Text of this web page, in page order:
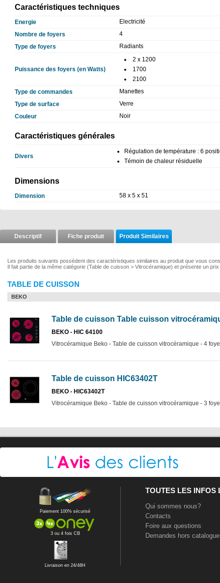
Caractéristiques techniques
Energie
Electricité
Nombre de foyers
4
Type de foyers
Radiants
Puissance des foyers (en Watts)
2 x 1200
1700
2100
Type de commandes
Manettes
Type de surface
Verre
Couleur
Noir
Caractéristiques générales
Divers
Régulation de température : 6
Témoin de chaleur résiduelle
Dimensions
Dimension 58 x 5 x 51
Descriptif Fiche produit Produit Similaires
Les produits suivants possèdent des caractéristiques similaires au produit que vous
Il fait partie de la même catégorie (Table de cuisson > Vitrocéramique) et présente un
TABLE DE CUISSON
BEKO
Table de cuisson Table cuisson
BEKO - HIC 64100
Vitrocéramique Beko - Table de cuisson vitrocéramique - 4
Table de cuisson HIC63402T
BEKO - HIC63402T
Vitrocéramique Beko - Table de cuisson vitrocéramique - 3
Paiement 100% sécurisé
3 ou 4 fois CB
Livraison en 24/48H
TOUTES LES INFOS
Qui sommes nous?
Contacts
Foire aux questions
Demandes hors catalogue